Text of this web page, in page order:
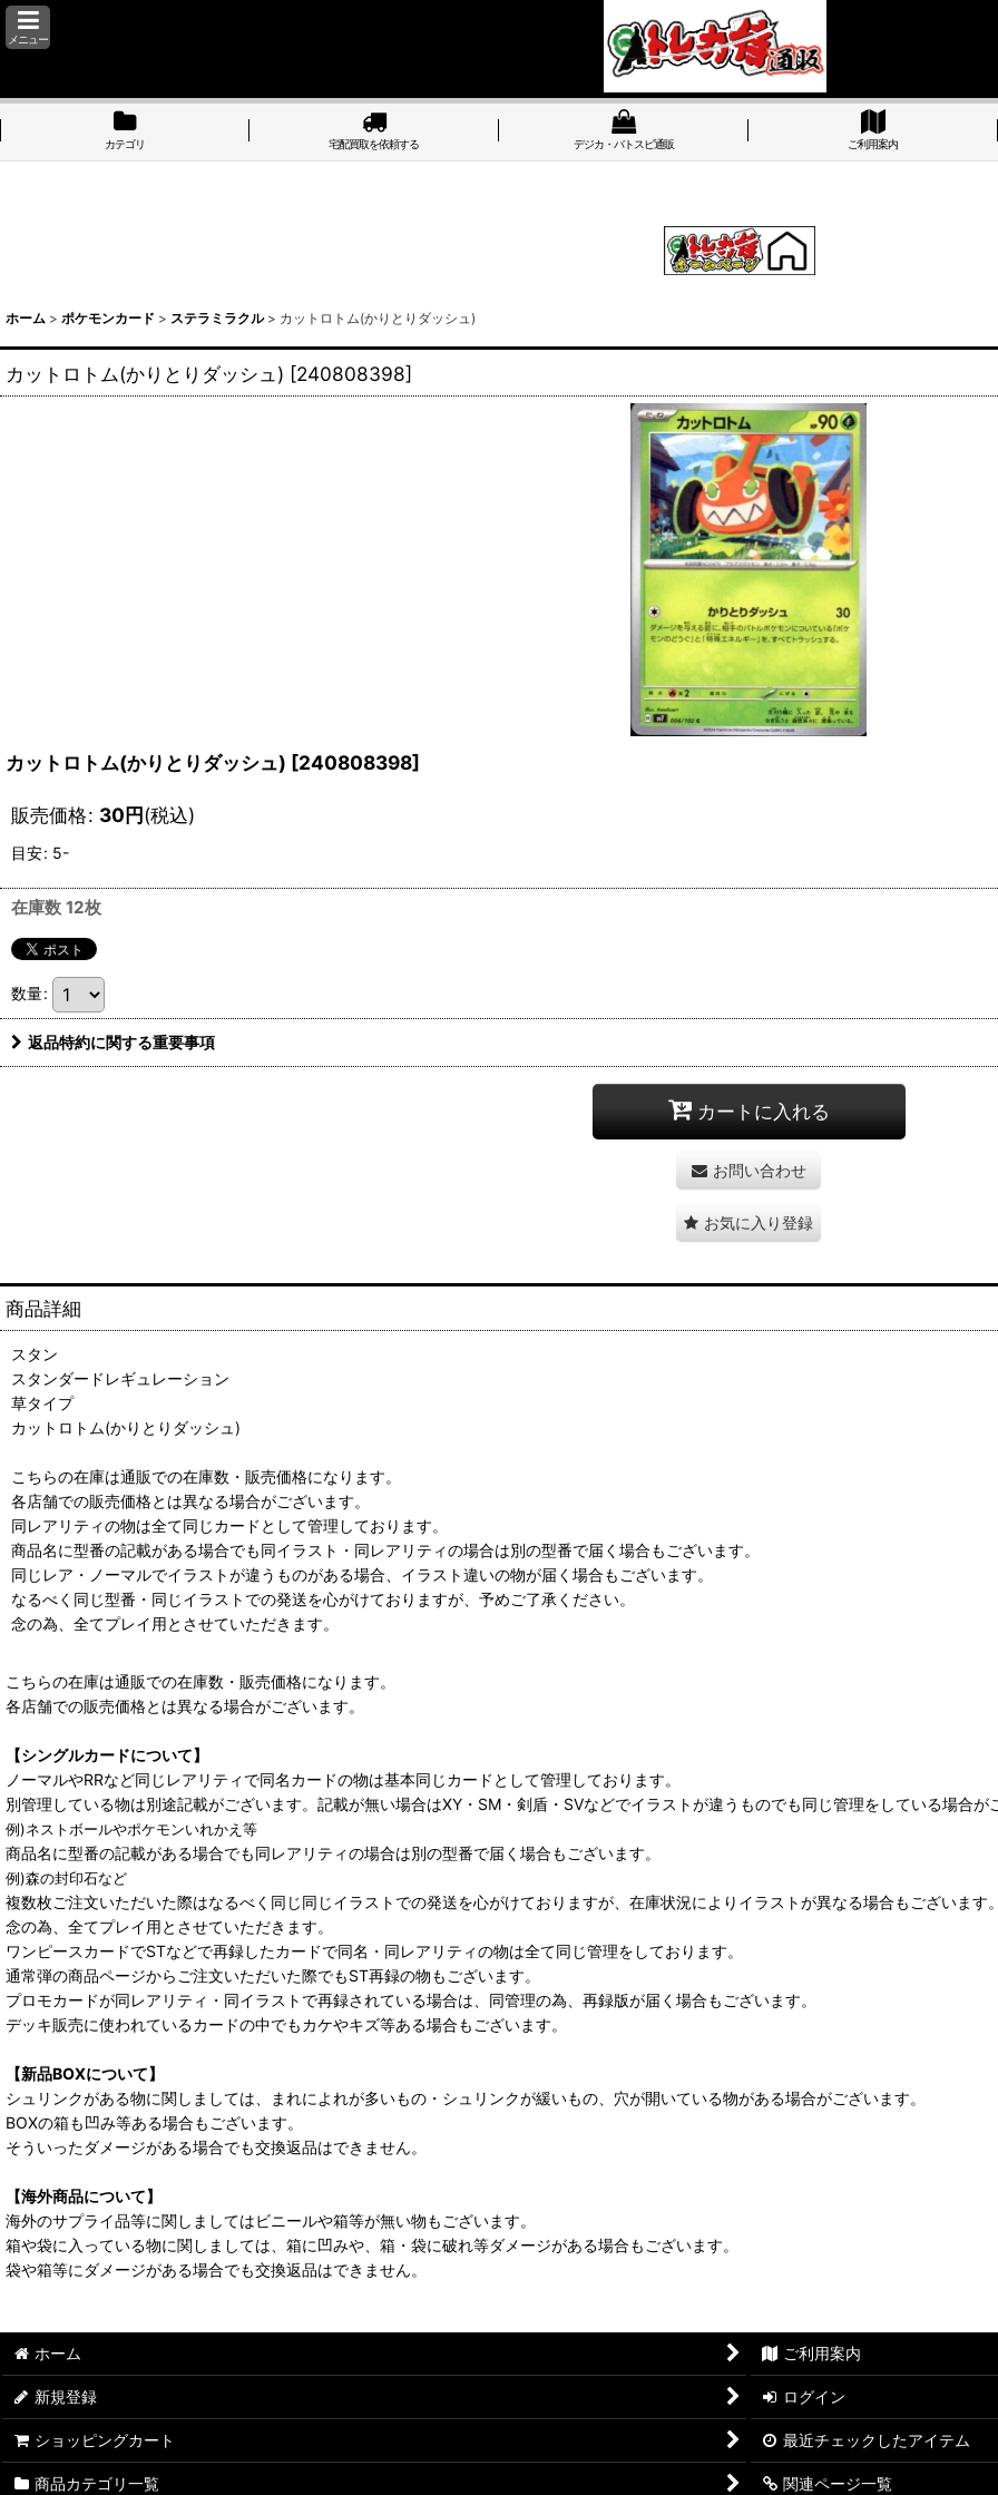
メニュー
カテゴリ 宅配買取を依頼する デジカ・バトスピ通販 ご利用案内
ホーム > ポケモンカード > ステラミラクル > カットロトム(かりとりダッシュ)
カットロトム(かりとりダッシュ) [240808398]
カットロトム(かりとりダッシュ) [240808398]
販売価格: 30円(税込)
目安: 5-
在庫数 12枚
数量:
返品特約に関する重要事項
カートに入れる
お問い合わせ
お気に入り登録
商品詳細
スタン
スタンダードレギュレーション
草タイプ
カットロトム(かりとりダッシュ)
こちらの在庫は通販での在庫数・販売価格になります。
各店舗での販売価格とは異なる場合がございます。
同レアリティの物は全て同じカードとして管理しております。
商品名に型番の記載がある場合でも同イラスト・同レアリティの場合は別の型番で届く場合もございます。
同じレア・ノーマルでイラストが違うものがある場合、イラスト違いの物が届く場合もございます。
なるべく同じ型番・同じイラストでの発送を心がけておりますが、予めご了承ください。
念の為、全てプレイ用とさせていただきます。
こちらの在庫は通販での在庫数・販売価格になります。
各店舗での販売価格とは異なる場合がございます。
【シングルカードについて】
ノーマルやRRなど同じレアリティで同名カードの物は基本同じカードとして管理しております。
別管理している物は別途記載がございます。記載が無い場合はXY・SM・剣盾・SVなどでイラストが違うものでも同じ管理をしている場合が
例)ネストボールやポケモンいれかえ等
商品名に型番の記載がある場合でも同レアリティの場合は別の型番で届く場合もございます。
例)森の封印石など
複数枚ご注文いただいた際はなるべく同じ同じイラストでの発送を心がけておりますが、在庫状況によりイラストが異なる場合もございます。
念の為、全てプレイ用とさせていただきます。
ワンピースカードでSTなどで再録したカードで同名・同レアリティの物は全て同じ管理をしております。
通常弾の商品ページからご注文いただいた際でもST再録の物もございます。
プロモカードが同レアリティ・同イラストで再録されている場合は、同管理の為、再録版が届く場合もございます。
デッキ販売に使われているカードの中でもカケやキズ等ある場合もございます。
【新品BOXについて】
シュリンクがある物に関しましては、まれによれが多いもの・シュリンクが緩いもの、穴が開いている物がある場合がございます。
BOXの箱も凹み等ある場合もございます。
そういったダメージがある場合でも交換返品はできません。
【海外商品について】
海外のサプライ品等に関しましてはビニールや箱等が無い物もございます。
箱や袋に入っている物に関しましては、箱に凹みや、箱・袋に破れ等ダメージがある場合もございます。
袋や箱等にダメージがある場合でも交換返品はできません。
ホーム ご利用案内
新規登録 ログイン
ショッピングカート 最近チェックしたアイテム
商品カテゴリ一覧 関連ページ一覧